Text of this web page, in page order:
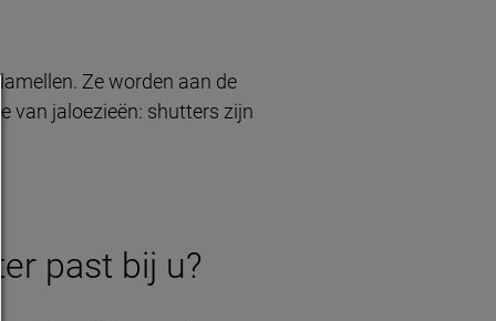
Ze worden aan de
van jaloezieën: shutters zijn
past bij u?